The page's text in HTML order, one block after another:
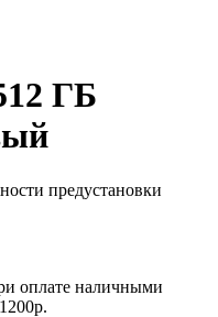
ГБ
предустановки
оплате наличными